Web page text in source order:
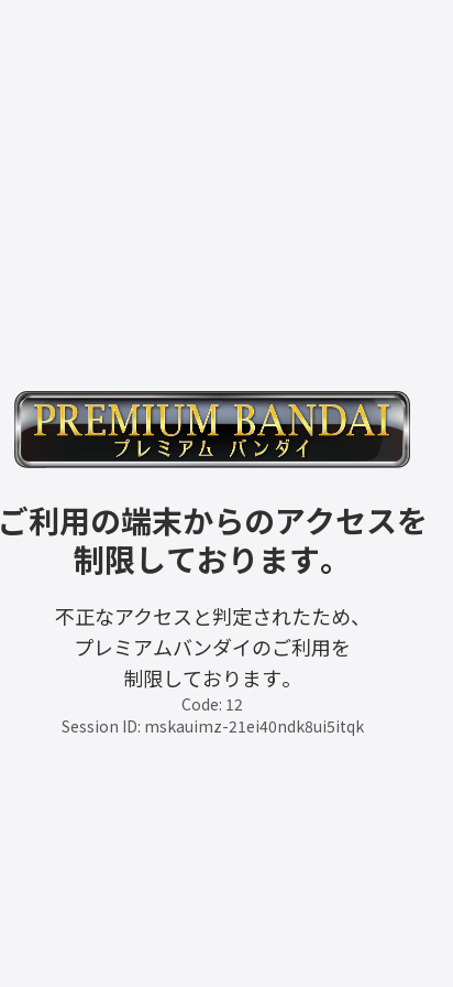
ご利用の端末からのアクセスを
制限しております。
不正なアクセスと判定されたため、
プレミアムバンダイのご利用を
制限しております。
Code: 12
Session ID: mskauimz-21ei40ndk8ui5itqk